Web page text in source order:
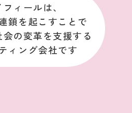
ィールは、
鎖を起こすことで
の変革を支援する
ィング会社です